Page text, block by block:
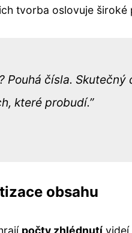
tvorba oslovuje široké
Pouhá čísla.
které probudí.
obsahu